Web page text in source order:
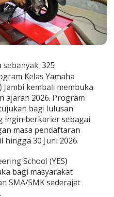
h
a
E
n
g
e
e
r
i
n
g
S
c
h
o
l
J
a
sebanyak: 325
Kelas Yamaha
Jambi kembali membuka
ajaran 2026. Program
bagi lulusan
ingin berkarier sebagai
masa pendaftaran
30 Juni 2026.
School (YES)
bagi masyarakat
SMA/SMK sederajat